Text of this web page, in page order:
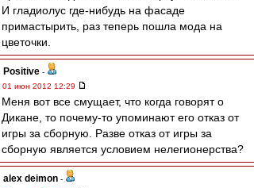
И гладиолус где-нибудь на фасаде
примастырить, раз теперь пошла мода на
цветочки.
Positive -
01 июн 2012 12:29
Меня вот все смущает, что когда говорят о
Дикане, то почему-то упоминают его отказ от
игры за сборную. Разве отказ от игры за
сборную является условием нелегионерства?
alex deimon -